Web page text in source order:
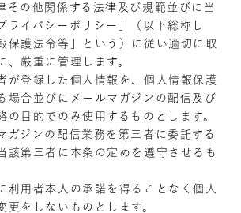
その他関係する法律及び規範並びに当
ライバシーポリシー」（以下総称し
保護法令等」という）に従い適切に取
、厳重に管理します。
が登録した個人情報を、個人情報保護
場合並びにメールマガジンの配信及び
の目的でのみ使用するものとします。
ガジンの配信業務を第三者に委託する
該第三者に本条の定めを遵守させるも
利用者本人の承諾を得ることなく個人
更をしないものとします。